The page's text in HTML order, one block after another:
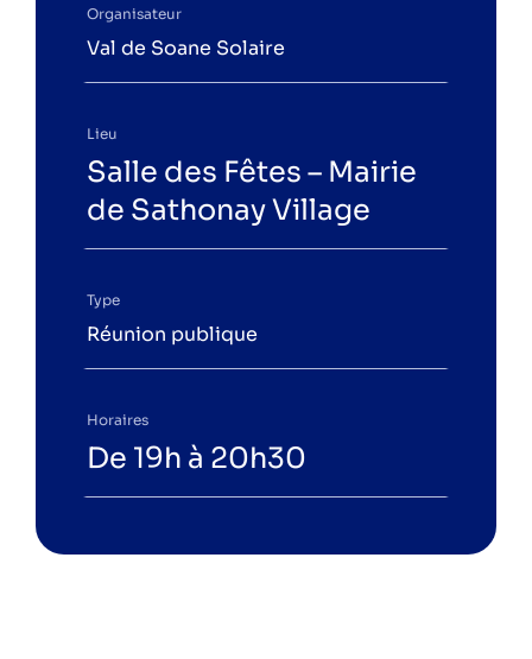
Organisateur
Val de Soane Solaire
Lieu
Salle des Fêtes – Mairie
de Sathonay Village
Type
Réunion publique
Horaires
De 19h à 20h30